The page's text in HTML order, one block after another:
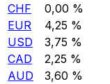
CHF
0,00 %
EUR
4,25 %
USD
3,75 %
CAD
2,25 %
AUD
3,60 %